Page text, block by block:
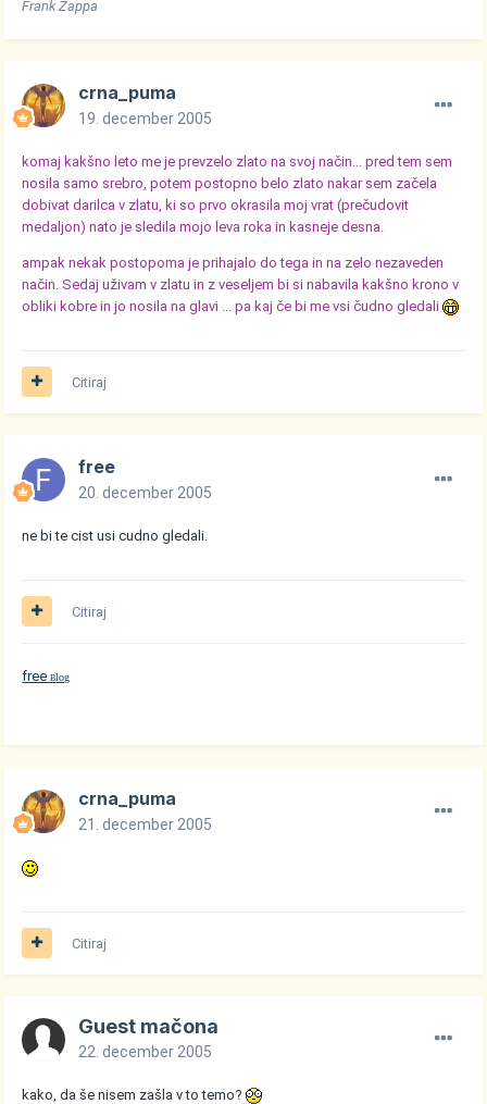
Frank Zappa
crna_puma
19. december 2005
komaj kakšno leto me je prevzelo zlato na svoj način... pred tem sem
nosila samo srebro, potem postopno belo zlato nakar sem začela
dobivat darilca v zlatu, ki so prvo okrasila moj vrat (prečudovit
medaljon) nato je sledila mojo leva roka in kasneje desna.
ampak nekak postopoma je prihajalo do tega in na zelo nezaveden
način. Sedaj uživam v zlatu in z veseljem bi si nabavila kakšno krono v
obliki kobre in jo nosila na glavi ... pa kaj če bi me vsi čudno gledali
Citiraj
free
20. december 2005
ne bi te cist usi cudno gledali.
Citiraj
freeBlog
crna_puma
21. december 2005
Citiraj
Guest mačona
22. december 2005
kako, da še nisem zašla v to temo?